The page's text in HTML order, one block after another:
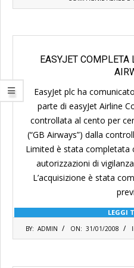
31
EASYJET COMPLETA
EasyJet plc ha
parte di easyJet Airline
controllata al cento per
(“GB Airways”) dalla
Limited è stata completata
autorizzazioni di
L’acquisizione è stata
LEGGI
2008-
01-
BY: ADMIN ON: 31/01/2008